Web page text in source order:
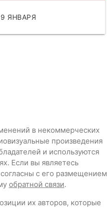
ЯНВАРЯ
в некоммерческих
произведения
и используются
Если вы являетесь
с его размещением
обратной связи.
их авторов, которые